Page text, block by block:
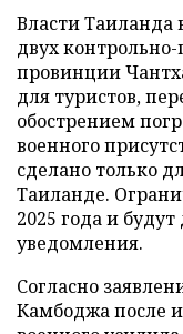
Власти Таиланда
двух
провинции
для туристов,
обострением
военного
сделано только
Таиланде.
2025 года и
уведомления.
Согласно
Камбоджа после